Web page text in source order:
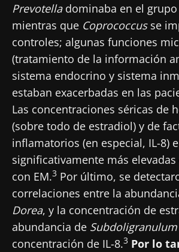
Prevotelladominaba en el grupo
mientras que Coprococcusse
controles; algunas funciones
(tratamiento de la información
sistema endocrino y sistema
estaban exacerbadas en las
Las concentraciones séricas de
(sobre todo de estradiol) y de
inflamatorios (en especial, IL-8)
significativamente más
con EM.3 Por último, se
correlaciones entre la
Dorea, y la concentración de
abundancia de Subdoligranulum
concentración de IL-8.3 Por lo
¡No se vaya
Únase a la comunidad de la
profesionales sanitarios y
"Microbiota Digest" y el "HCP